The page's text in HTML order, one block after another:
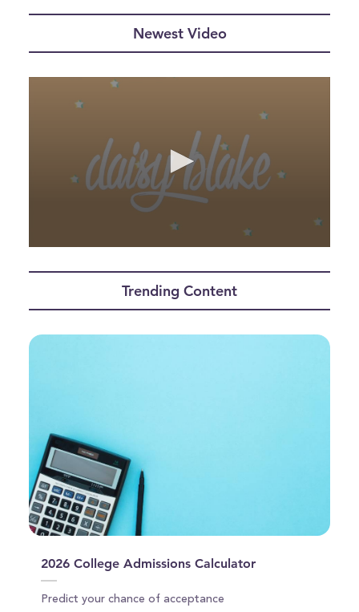
Newest Video
Trending Content
2026 College Admissions Calculator
Predict your chance of acceptance